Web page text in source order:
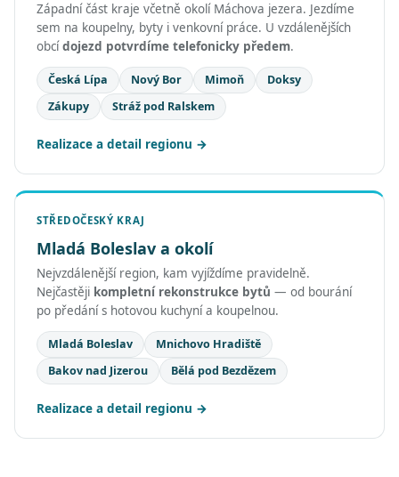
Západní část kraje včetně okolí Máchova jezera. Jezdíme
sem na koupelny, byty i venkovní práce. U vzdálenějších
obcídojezd potvrdíme telefonicky předem.
Česká Lípa Nový Bor Mimoň
Doksy
Zákupy
Stráž pod Ralskem
Realizace a detail regionu
STŘEDOČESKÝ KRAJ
Mladá Boleslav a okolí
Nejvzdálenější region, kam vyjíždíme pravidelně.
Nejčastěji kompletní rekonstrukce bytů — od bourání
po předání s hotovou kuchyní a koupelnou.
Mladá Boleslav
Mnichovo Hradiště
Bakov nad Jizerou
Bělá pod Bezdězem
Realizace a detail regionu